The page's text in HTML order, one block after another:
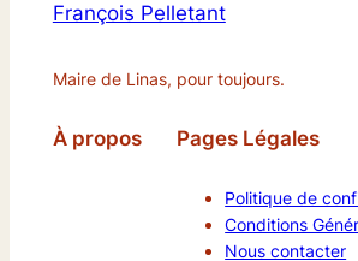
François Pelletant
Maire de Linas, pour toujours.
À propos Pages Légales
Politique de
Conditions
Nous contacter